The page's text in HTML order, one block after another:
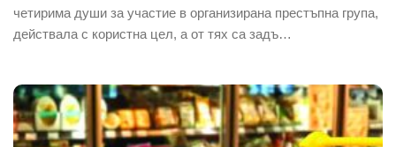
четирима души за участие в организирана престъпна група,
действала с користна цел, а от тях са задъ…